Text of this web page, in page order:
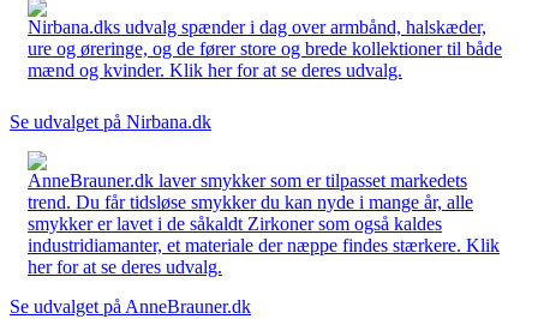
Nirbana.dks udvalg spænder i dag over armbånd, halskæder,
ure og øreringe, og de fører store og brede kollektioner til både
mænd og kvinder. Klik her for at se deres udvalg.
Se udvalget på Nirbana.dk
AnneBrauner.dk laver smykker som er tilpasset markedets
trend. Du får tidsløse smykker du kan nyde i mange år, alle
smykker er lavet i de såkaldt Zirkoner som også kaldes
industridiamanter, et materiale der næppe findes stærkere. Klik
her for at se deres udvalg.
Se udvalget på AnneBrauner.dk